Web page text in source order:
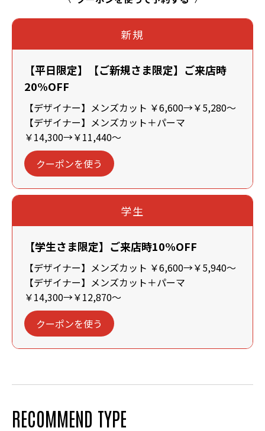
新規
【平日限定】【ご新規さま限定】ご来店時
20%OFF
【デザイナー】メンズカット ￥6,600→￥5,280～
【デザイナー】メンズカット＋パーマ
￥14,300→￥11,440～
クーポンを使う
学生
【学生さま限定】ご来店時10%OFF
【デザイナー】メンズカット ￥6,600→￥5,940～
【デザイナー】メンズカット＋パーマ
￥14,300→￥12,870～
クーポンを使う
RECOMMEND TYPE